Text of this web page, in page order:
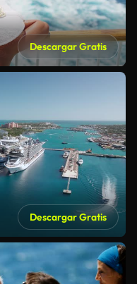
Descargar Gratis
Descargar Gratis